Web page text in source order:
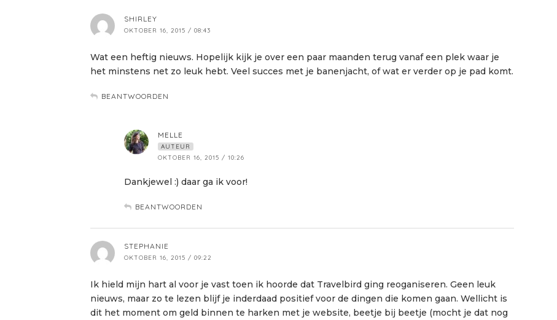
SHIRLEY
OKTOBER 16, 2015 / 08:43
Wat een heftig nieuws. Hopelijk kijk je over een paar maanden terug vanaf een plek waar je
het minstens net zo leuk hebt. Veel succes met je banenjacht, of wat er verder op je pad komt.
BEANTWOORDEN
MELLE
AUTEUR
OKTOBER 16, 2015 / 10:26
Dankjewel :) daar ga ik voor!
BEANTWOORDEN
STEPHANIE
OKTOBER 16, 2015 / 09:22
Ik hield mijn hart al voor je vast toen ik hoorde dat Travelbird ging reoganiseren. Geen leuk
nieuws, maar zo te lezen blijf je inderdaad positief voor de dingen die komen gaan. Wellicht is
dit het moment om geld binnen te harken met je website, beetje bij beetje (mocht je dat nog